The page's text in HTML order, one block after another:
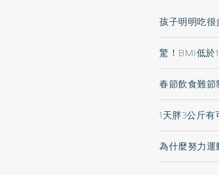
孩子明明吃
驚！BMI低
春節飲食難
1天胖3公斤
為什麼努力